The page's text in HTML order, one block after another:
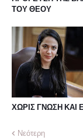
ΤΟΥ ΘΕΟΥ
ΧΩΡΙΣ ΓΝΩΣΗ ΚΑΙ
Νεότερη